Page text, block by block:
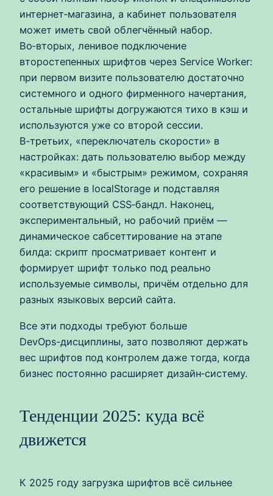
интернет‑магазина, а кабинет пользователя
может иметь свой облегчённый набор.
Во‑вторых, ленивое подключение
второстепенных шрифтов через Service Worker:
при первом визите пользователю достаточно
системного и одного фирменного начертания,
остальные шрифты догружаются тихо в кэш и
используются уже со второй сессии.
В‑третьих, «переключатель скорости» в
настройках: дать пользователю выбор между
«красивым» и «быстрым» режимом, сохраняя
его решение в localStorage и подставляя
соответствующий CSS‑бандл. Наконец,
экспериментальный, но рабочий приём —
динамическое сабсеттирование на этапе
билда: скрипт просматривает контент и
формирует шрифт только под реально
используемые символы, причём отдельно для
разных языковых версий сайта.
Все эти подходы требуют больше
DevOps‑дисциплины, зато позволяют держать
вес шрифтов под контролем даже тогда, когда
бизнес постоянно расширяет дизайн‑систему.
Тенденции 2025: куда всё
движется
К 2025 году загрузка шрифтов всё сильнее